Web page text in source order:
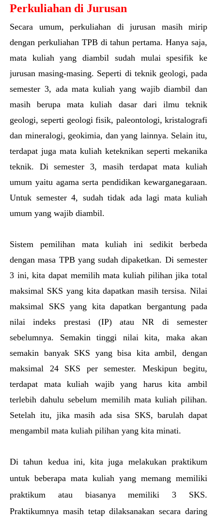
Perkuliahan di Jurusan
Secara umum, perkuliahan di jurusan masih mirip
dengan perkuliahan TPB di tahun pertama. Hanya saja,
mata kuliah yang diambil sudah mulai spesifik ke
jurusan masing-masing. Seperti di teknik geologi, pada
semester 3, ada mata kuliah yang wajib diambil dan
masih berupa mata kuliah dasar dari ilmu teknik
geologi, seperti geologi fisik, paleontologi, kristalografi
dan mineralogi, geokimia, dan yang lainnya. Selain itu,
terdapat juga mata kuliah keteknikan seperti mekanika
teknik. Di semester 3, masih terdapat mata kuliah
umum yaitu agama serta pendidikan kewarganegaraan.
Untuk semester 4, sudah tidak ada lagi mata kuliah
umum yang wajib diambil.
Sistem pemilihan mata kuliah ini sedikit berbeda
dengan masa TPB yang sudah dipaketkan. Di semester
3 ini, kita dapat memilih mata kuliah pilihan jika total
maksimal SKS yang kita dapatkan masih tersisa. Nilai
maksimal SKS yang kita dapatkan bergantung pada
nilai indeks prestasi (IP) atau NR di semester
sebelumnya. Semakin tinggi nilai kita, maka akan
semakin banyak SKS yang bisa kita ambil, dengan
maksimal 24 SKS per semester. Meskipun begitu,
terdapat mata kuliah wajib yang harus kita ambil
terlebih dahulu sebelum memilih mata kuliah pilihan.
Setelah itu, jika masih ada sisa SKS, barulah dapat
mengambil mata kuliah pilihan yang kita minati.
Di tahun kedua ini, kita juga melakukan praktikum
untuk beberapa mata kuliah yang memang memiliki
praktikum atau biasanya memiliki 3 SKS.
Praktikumnya masih tetap dilaksanakan secara daring